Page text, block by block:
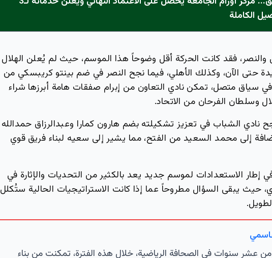
الكاملة
والنصر، فقد كانت الحركة أقل وضوحاً هذا الموسم، حيث لم يُعلن الهلال
حتى الآن، وكذلك الأهلي، فيما نجح النصر في ضم بينتو كريبسكي من
وفي سياق متصل، تمكن نادي التعاون من إبرام صفقات هامة أبرزها شراء
وسلطان الفرحان من الاتحاد.
نادي الشباب في تعزيز تشكيلته بضم هارون كمارا وعبدالرزاق حمدالله
إلى محمد السعيد من الفتح، مما يشير إلى سعيه لبناء فريق قوي
إطار الاستعدادات لموسم جديد يعد بالكثير من التحديات والإثارة في
حيث يبقى السؤال مطروحاً عما إذا كانت الاستراتيجيات الحالية ستُكلل
من عشر سنوات في الصحافة الرياضية، خلال هذه الفترة، تمكنت من بناء